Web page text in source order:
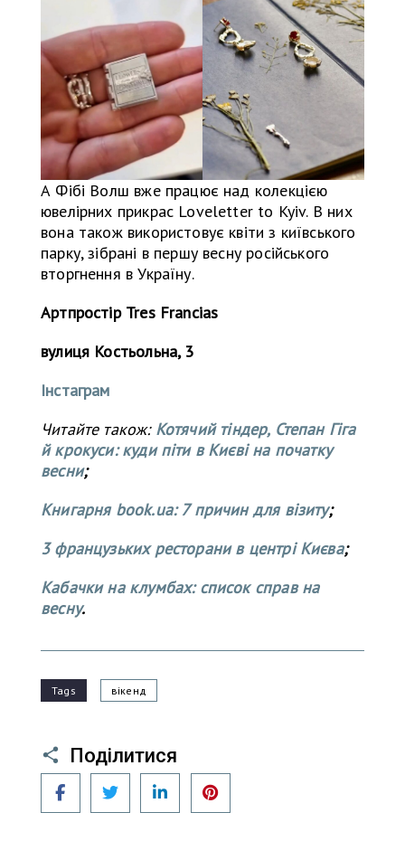
А Фібі Волш вже працює над колекцією
ювелірних прикрас Loveletter to Kyiv. В них
вона також використовує квіти з київського
парку, зібрані в першу весну російського
вторгнення в Україну.
Артпростір Tres Francias
вулиця Костьольна, 3
Інстаграм
Читайте також: Котячий тіндер, Степан Гіга
й крокуси: куди піти в Києві на початку
весни;
Книгарня book.ua: 7 причин для візиту;
3 французьких ресторани в центрі Києва;
Кабачки на клумбах: список справ на
весну.
Tags вікенд
Поділитися
FacebookTwitter LinkedIn